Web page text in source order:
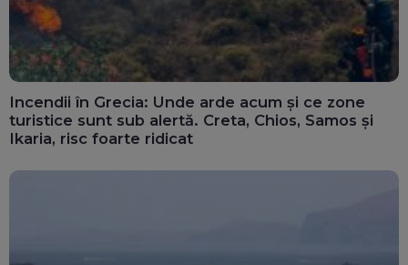
Incendii în Grecia: Unde arde acum și ce zone
turistice sunt sub alertă. Creta, Chios, Samos și
Ikaria, risc foarte ridicat